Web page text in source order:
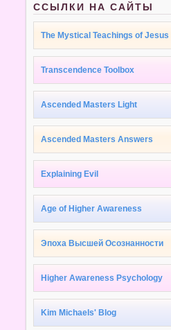
ССЫЛКИ НА САЙТЫ
The Mystical Teachings of Jesus
Transcendence Toolbox
Ascended Masters Light
Ascended Masters Answers
Explaining Evil
Age of Higher Awareness
Эпоха Высшей Осознанности
Higher Awareness Psychology
Kim Michaels' Blog